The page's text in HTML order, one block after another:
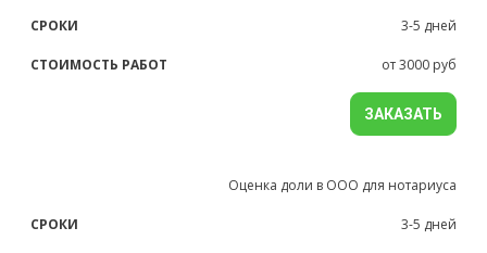
3-5 дней
от 3000 руб
ЗАКАЗАТЬ
Оценка доли в ООО для нотариуса
3-5 дней